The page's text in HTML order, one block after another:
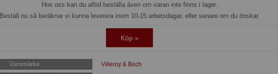
Hos oss kan du alltid beställa även om varan inte finns i lager.
Beställ nu så beräknar vi kunna leverera inom 10-15 arbetsdagar, eller senare om du önskar.
Köp »
Varumärke: Villeroy & Boch